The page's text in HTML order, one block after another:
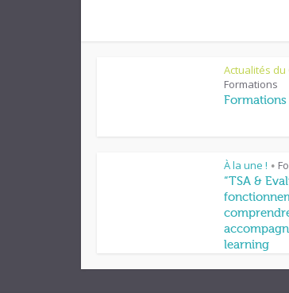
Actualités du
Formations
À la une ! •
“TSA &
learning